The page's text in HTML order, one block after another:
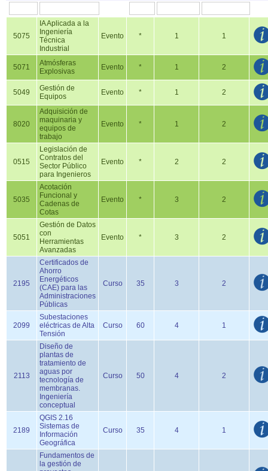
5075
IA Aplicada a la
Ingeniería
Técnica
Industrial
Evento * 1 1
5071
Atmósferas
Explosivas
Evento * 1 2
5049
Gestión de
Equipos
Evento * 1 2
8020
Adquisición de
maquinaria y
equipos de
trabajo
Evento * 1 2
0515
Legislación de
Contratos del
Sector Público
para Ingenieros
Evento * 2 2
5035
Acotación
Funcional y
Cadenas de
Cotas
Evento * 3 2
5051
Gestión de Datos
con
Herramientas
Avanzadas
Evento * 3 2
2195
Certificados de
Ahorro
Energéticos
(CAE) para las
Administraciones
Públicas
Curso 35 3 2
2099
Subestaciones
eléctricas de Alta
Tensión
Curso 60 4 1
2113
Diseño de
plantas de
tratamiento de
aguas por
tecnología de
membranas.
Ingeniería
conceptual
Curso 50 4 2
2189
QGIS 2.16
Sistemas de
Información
Geográfica
Curso 35 4 1
Fundamentos de
la gestión de